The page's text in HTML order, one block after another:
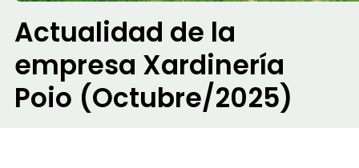
Actualidad de la
empresa Xardinería
Poio (Octubre/2025)